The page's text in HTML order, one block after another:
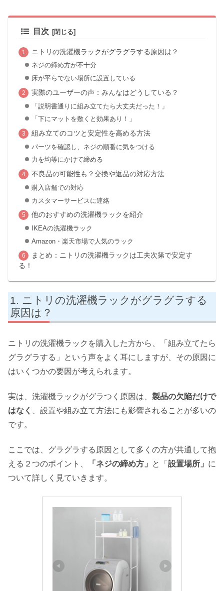
目次
ニトリの洗濯機ラックがグラグラする原因は？
ネジの締め方が不十分
床が平らでない場所に設置している
実際のユーザーの声：みんなはどうしている？
「説明書通りに組み立てたら大丈夫だった！」
「下にマットを敷くと効果あり！」
組み立てのコツと安定性を高める方法
パーツを確認し、ネジの順番に気をつける
力を均等にかけて締める
不良品の可能性も？交換や返品の対応方法
購入店舗での対応
カスタマーサービスに連絡
他のおすすめの洗濯機ラックを紹介
IKEAの洗濯機ラック
Amazon・楽天市場で人気のラック
まとめ：ニトリの洗濯機ラックは工夫次第で安定す
る！
ニトリの洗濯機ラックがグラグラする
原因は？
ニトリの洗濯機ラックを購入した方から、「組み立てたら
グラグラする」という声をよく耳にしますが、その原因に
はいくつかの要因が考えられます。
実は、洗濯機ラックがグラつく原因は、 製品の欠陥だけで
はなく
、設置や組み立て方法にも影響されることが多いの
です。
ここでは、グラグラする原因として多くの方が共通して抱
える２つのポイント、
「ネジの締め方」 と「 設置場所」 に
ついて詳しく見ていきます。